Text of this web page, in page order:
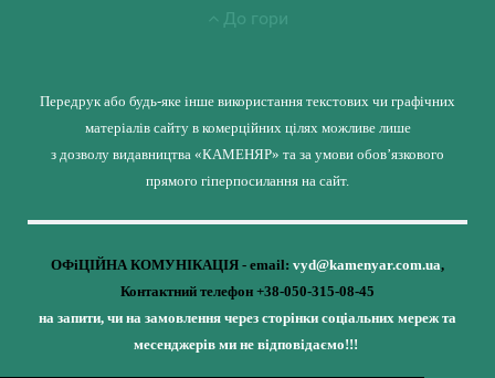
До гори
Передрук або будь-яке інше використання текстових чи графічних
матеріалів сайту в комерційних цілях можливе лише
з дозволу видавництва «КАМЕНЯР» та за умови обов’язкового
прямого гіперпосилання на сайт.
ОФіЦІЙНА КОМУНІКАЦІЯ - email: vyd@kamenyar.com.ua,
Контактний телефон +38-050-315-08-45
на запити, чи на замовлення через сторінки соціальних мереж та
месенджерів ми не відповідаємо!!!